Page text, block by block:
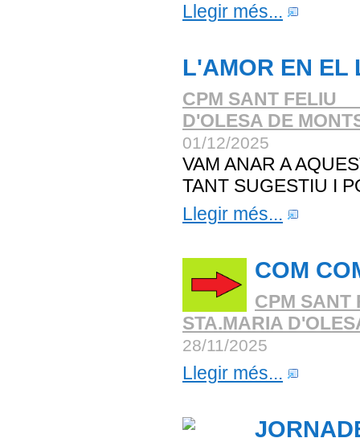
Llegir més...
L'AMOR EN EL
CPM SANT FELIU
D'OLESA DE
01/12/2025
VAM ANAR A
TANT SUGESTIU I
Llegir més...
COM
CPM SANT
STA.MARIA
28/11/2025
Llegir més...